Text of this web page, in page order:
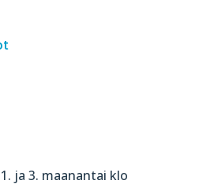
ja 3. maanantai klo